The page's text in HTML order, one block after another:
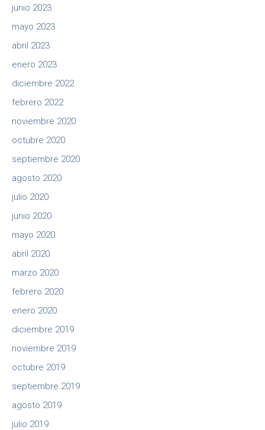
junio 2023
mayo 2023
abril 2023
enero 2023
diciembre 2022
febrero 2022
noviembre 2020
octubre 2020
septiembre 2020
agosto 2020
julio 2020
junio 2020
mayo 2020
abril 2020
marzo 2020
febrero 2020
enero 2020
diciembre 2019
noviembre 2019
octubre 2019
septiembre 2019
agosto 2019
julio 2019